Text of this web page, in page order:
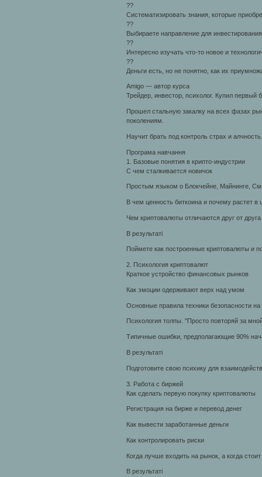
??
Систематизировать знания, которые
??
Выбираете направление для
??
Интересно изучать что-то новое и
??
Деньги есть, но не понятно, как их
Amigo — автор курса
Трейдер, инвестор, психолог. Купил первый
Прошел стальную закалку на всех фазах
поколениям.
Научит брать под контроль страх и
Програма навчання
1. Базовые понятия в крипто-индустрии
С чем сталкивается новичок
Простым языком о Блокчейне, Майнинге,
В чем ценность биткоина и почему растет в
Чем криптовалюты отличаются друг от друга
В результаті
Поймете как построенные криптовалюты и
2. Психология криптовалют
Краткое устройство финансовых рынков
Как эмоции одерживают верх над умом
Основные правила техники безопасности на
Психология толпы. "Просто повторяй за
Типичные ошибки, предполагающие 90%
В результаті
Подготовите свою психику для
3. Работа с биржей
Как сделать первую покупку криптовалюты
Регистрация на бирже и перевод денег
Как вывести заработанные деньги
Как контролировать риски
Когда лучше входить на рынок, а когда
В результаті